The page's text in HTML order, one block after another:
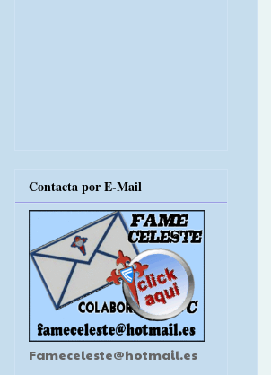
Contacta por E-Mail
Fameceleste@hotmail.es